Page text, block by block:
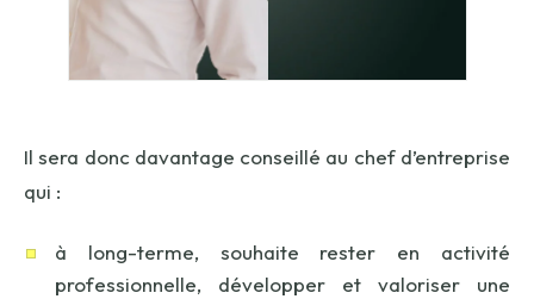
Il sera donc davantage conseillé au chef d’entreprise
qui :
à long-terme, souhaite rester en activité
professionnelle, développer et valoriser une